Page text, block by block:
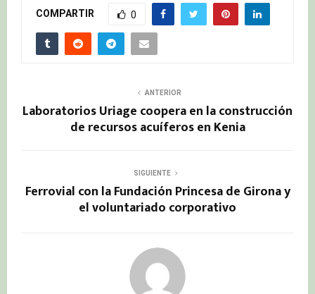
COMPARTIR 0
ANTERIOR
Laboratorios Uriage coopera en la construcción
de recursos acuíferos en Kenia
SIGUIENTE
Ferrovial con la Fundación Princesa de Girona y
el voluntariado corporativo